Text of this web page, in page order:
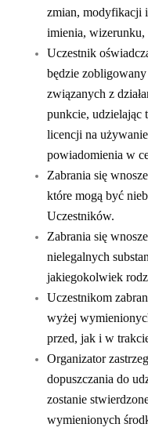
zmian, modyfikacji
imienia, wizerunku,
Uczestnik
będzie
związanych z
punkcie, udzielając
licencji na
powiadomienia w
Zabrania się
które mogą być
Uczestników.
Zabrania się
nielegalnych
jakiegokolwiek
Uczestnikom
wyżej
przed, jak i w
Organizator
dopuszczania do
zostanie
wymienionych